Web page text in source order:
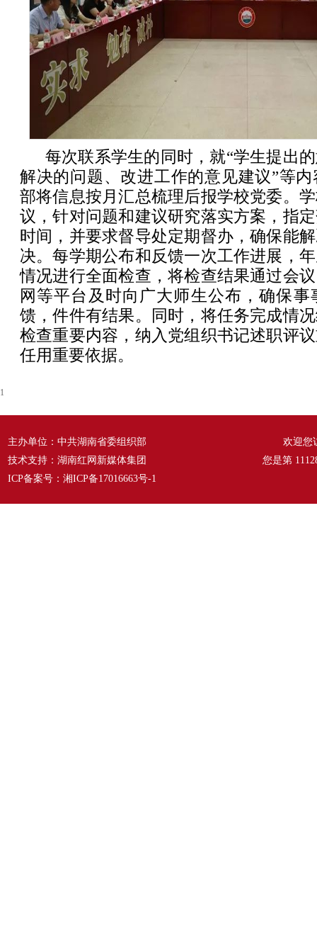
每次联系学生的同时，就“学生提出
解决的问题、改进工作的意见建议”等
部将信息按月汇总梳理后报学校党委。
议，针对问题和建议研究落实方案，指
时间，并要求督导处定期督办，确保能
决。每学期公布和反馈一次工作进展，
情况进行全面检查，将检查结果通过会
网等平台及时向广大师生公布，确保
馈，件件有结果。同时，将任务完成情
检查重要内容，纳入党组织书记述职评
任用重要依据。
1
主办单位：中共湖南省委组织部
技术支持：湖南红网新媒体集团
ICP备案号： 湘ICP备17016663号-1
欢迎您
您是第